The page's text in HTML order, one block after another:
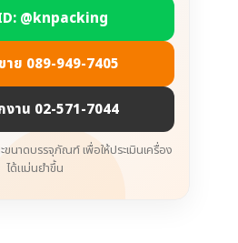
@knpacking
าย 089-949-7405
งาน 02-571-7044
นาดบรรจุภัณฑ์ เพื่อให้ประเมินเครื่อง
ได้แม่นยำขึ้น